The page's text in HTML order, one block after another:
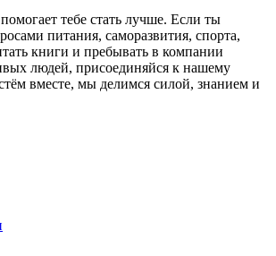
тебе стать лучше. Если ты
питания, саморазвития, спорта,
книги и пребывать в компании
людей, присоединяйся к нашему
вместе, мы делимся силой, знанием и